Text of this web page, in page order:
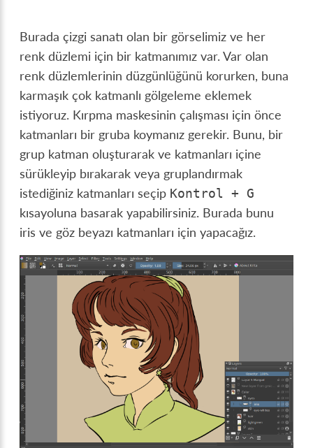
Burada çizgi sanatı olan bir görselimiz ve her
renk düzlemi için bir katmanımız var. Var olan
renk düzlemlerinin düzgünlüğünü korurken, buna
karmaşık çok katmanlı gölgeleme eklemek
istiyoruz. Kırpma maskesinin çalışması için önce
katmanları bir gruba koymanız gerekir. Bunu, bir
grup katman oluşturarak ve katmanları içine
sürükleyip bırakarak veya gruplandırmak
istediğiniz katmanları seçip Kontrol + G
kısayoluna basarak yapabilirsiniz. Burada bunu
iris ve göz beyazı katmanları için yapacağız.